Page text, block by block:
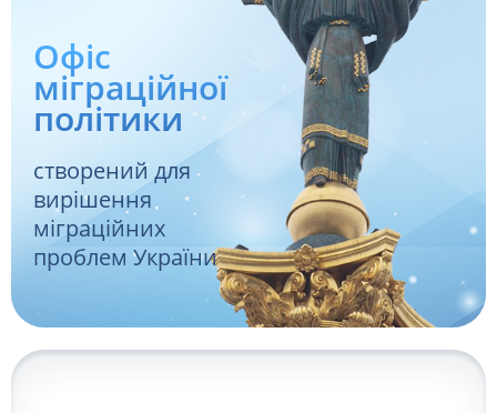
Офіс
міграційної
політики
створений для
вирішення
міграційних
проблем України